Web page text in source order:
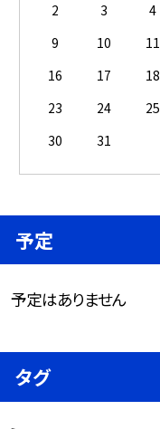
2
3 4
9
10 11
16
17 18
23
24 25
30
31
予定
予定はありません
タグ